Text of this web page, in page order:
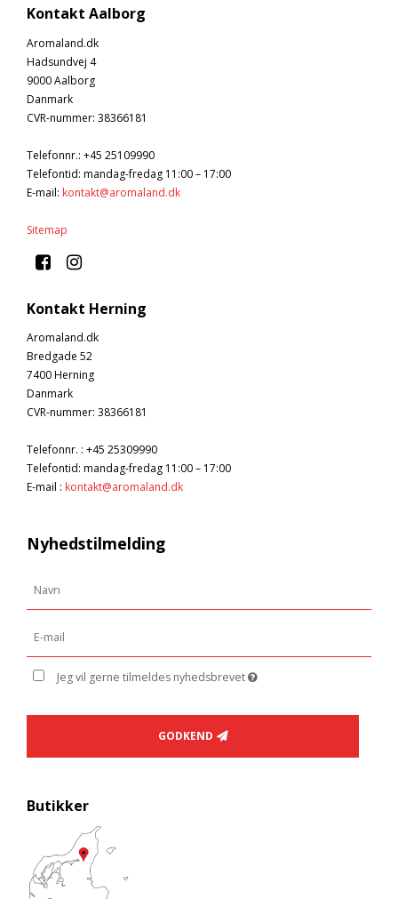
Kontakt Aalborg
Aromaland.dk
Hadsundvej 4
9000 Aalborg
Danmark
CVR-nummer: 38366181
Telefonnr.: +45 25109990
Telefontid: mandag-fredag 11:00 – 17:00
E-mail: kontakt@aromaland.dk
Sitemap
Kontakt Herning
Aromaland.dk
Bredgade 52
7400 Herning
Danmark
CVR-nummer: 38366181
Telefonnr. : +45 25309990
Telefontid: mandag-fredag 11:00 – 17:00
E-mail : kontakt@aromaland.dk
Nyhedstilmelding
Jeg vil gerne tilmeldes nyhedsbrevet
GODKEND
Butikker